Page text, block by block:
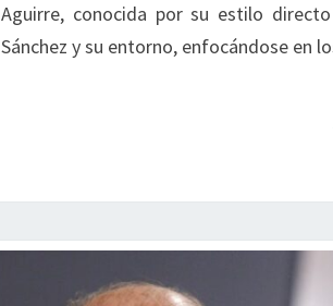
Aguirre, conocida por su estilo
Sánchez y su entorno, enfocándose en